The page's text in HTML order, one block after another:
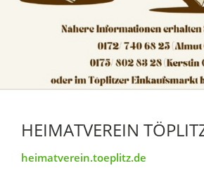
HEIMATVEREIN
heimatverein.toeplitz.de